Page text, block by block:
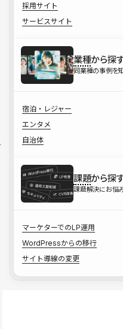
採用サイト
サービスサイト
業種から探
同業種の事例を
宿泊・レジャー
エンタメ
自治体
課題から探
課題解決にお悩
マーケターでのLP運用
WordPressからの移行
サイト導線の変更